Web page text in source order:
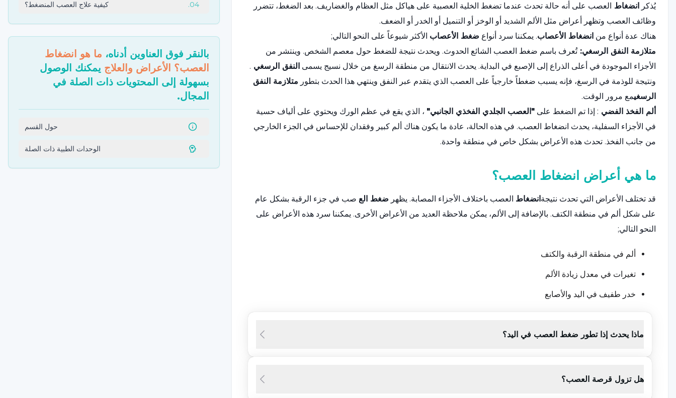
يُذكر انضغاط العصب على أنه حالة تحدث عندما تضغط الخلية العصبية على هياكل مثل العظام والغضاريف. بعد الضغط، تتضرر
وظائف العصب وتظهر أعراض مثل الألم الشديد أو الوخز أو التنميل أو الخدر أو الضعف.
هناك عدة أنواع من انضغاط الأعصاب. يمكننا سرد أنواع ضغط الأعصاب الأكثر شيوعاً على النحو التالي;
متلازمة النفق الرسغي:تُعرف باسم ضغط العصب الشائع الحدوث. ويحدث نتيجة للضغط حول معصم الشخص. وينتشر من
الأجزاء الموجودة في أعلى الذراع إلى الإصبع في البداية. يحدث الانتقال من منطقة الرسغ من خلال نسيج يسمى النفق الرسغي .
ونتيجة للوذمة في الرسغ، فإنه يسبب ضغطاً خارجياً على العصب الذي يتقدم عبر النفق وينتهي هذا الحدث بتطور متلازمة النفق
الرسغيمع مرور الوقت.
ألم الفخذ الفضي : إذا تم الضغط على "العصب الجلدي الفخذي الجانبي" ، الذي يقع في عظم الورك ويحتوي على ألياف حسية
في الأجزاء السفلية، يحدث انضغاط العصب. في هذه الحالة، عادة ما يكون هناك ألم كبير وفقدان للإحساس في الجزء الخارجي
من جانب الفخذ. تحدث هذه الأعراض بشكل خاص في منطقة واحدة.
ما هي أعراض انضغاط العصب؟
قد تختلف الأعراض التي تحدث نتيجةانضغاط العصب باختلاف الأجزاء المصابة. يظهر ضغط الع صب في جزء الرقبة بشكل عام
على شكل ألم في منطقة الكتف. بالإضافة إلى الألم، يمكن ملاحظة العديد من الأعراض الأخرى. يمكننا سرد هذه الأعراض على
النحو التالي;
ألم في منطقة الرقبة والكتف
تغيرات في معدل زيادة الألم
خدر طفيف في اليد والأصابع
فقدان القوة في اليدين والذراعين والظهر
متلازمة النفق الرسغي،
وهي أقل شيوعاً لدى الرجال. مع تطور هذه الحالة المرضية، يمكن
الضعف أو الإمساك بالأشياء من الأعراض الأخرى للحالة.
ماذا يحدث إذا تطور ضغط العصب في اليد؟
هل تزول قرصة العصب؟
04
. كيفية علاج العصب المنضغط؟
بالنقر فوق العناوين أدناه، ما هو انضغاط
العصب؟ الأعراض والعلاج يمكنك الوصول
بسهولة إلى المحتويات ذات الصلة في
المجال.
حول القسم
الوحدات الطبية ذات الصلة